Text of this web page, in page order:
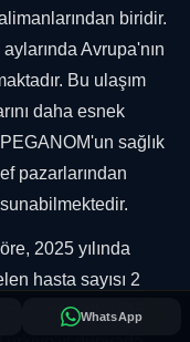
biridir.
Avrupa'nın
Bu ulaşım
daha esnek
sağlık
pazarlarından
2025 yılında
hasta sayısı 2
katkısı 15
WhatsApp